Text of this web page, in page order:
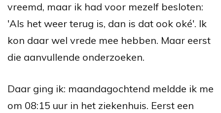
vreemd, maar ik had voor mezelf besloten:
'Als het weer terug is, dan is dat ook oké'. Ik
kon daar wel vrede mee hebben. Maar eerst
die aanvullende onderzoeken.
Daar ging ik: maandagochtend meldde ik me
om 08:15 uur in het ziekenhuis. Eerst een